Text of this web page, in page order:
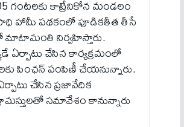
గంటలకు కాట్రేనికోన మండలం
హామీ పథకంలో పూడికతీత తీసే
నిర్వహిస్తారు.
ఏర్పాటు చేసిన కార్యక్రమంలో
పింఛన్ పంపిణీ చేయనున్నారు.
చేసిన ప్రజావేదిక
సమావేశం కానున్నారు